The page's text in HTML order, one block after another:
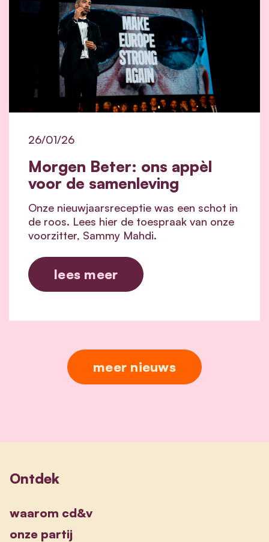
Morgen Beter: ons appèl
voor de samenleving
26/01/26
Onze nieuwjaarsreceptie was een schot in
de roos. Lees hier de toespraak van onze
voorzitter, Sammy Mahdi.
lees meer
meer nieuws
Ontdek
waarom cd&v
onze partij